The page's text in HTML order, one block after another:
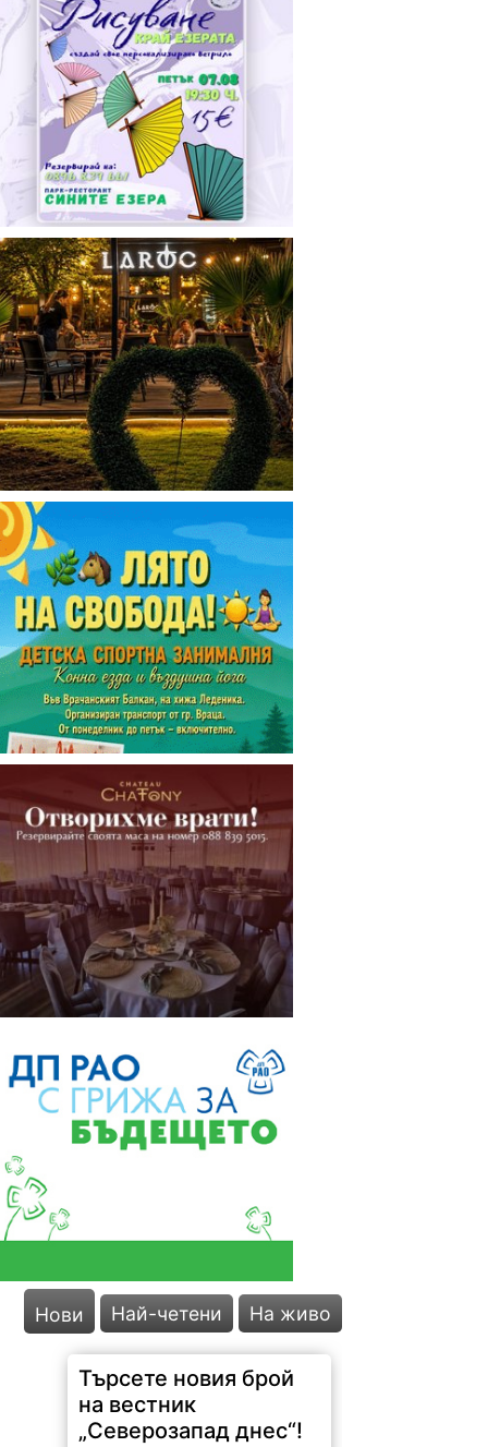
Нови Най-четени На живо
Търсете новия брой
В него четете: